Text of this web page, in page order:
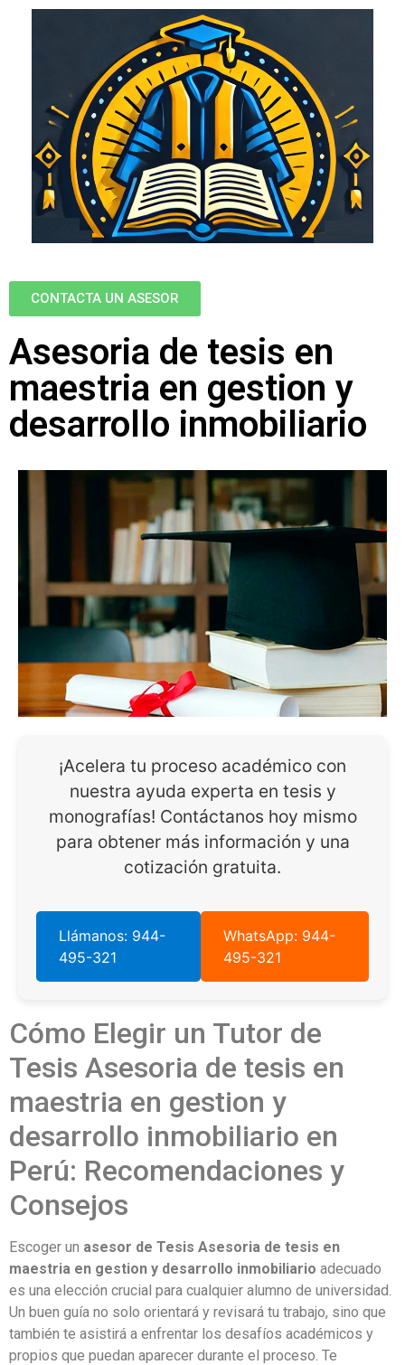
CONTACTA UN ASESOR
Asesoria de tesis en
maestria en gestion y
desarrollo inmobiliario
¡Acelera tu proceso académico con
nuestra ayuda experta en tesis y
monografías! Contáctanos hoy mismo
para obtener más información y una
cotización gratuita.
Llámanos: 944-
495-321
WhatsApp: 944-
495-321
Cómo Elegir un Tutor de
Tesis Asesoria de tesis en
maestria en gestion y
desarrollo inmobiliario en
Perú: Recomendaciones y
Consejos
Escoger un asesor de Tesis Asesoria de tesis en
maestria en gestion y desarrollo inmobiliario adecuado
es una elección crucial para cualquier alumno de universidad.
Un buen guía no solo orientará y revisará tu trabajo, sino que
también te asistirá a enfrentar los desafíos académicos y
propios que puedan aparecer durante el proceso. Te